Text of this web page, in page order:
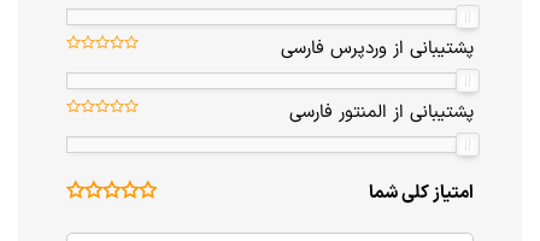
پشتیبانی از وردپرس فارسی
پشتیبانی از المنتور فارسی
امتیاز کلی شما